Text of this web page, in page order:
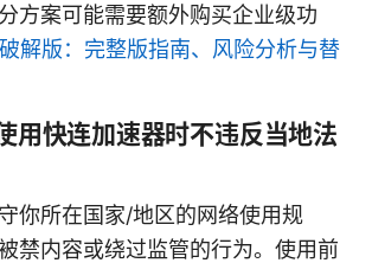
方案可能需要额外购买企业级功
解版：完整版指南、风险分析与替
用快连加速器时不违反当地法
你所在国家/地区的网络使用规
禁内容或绕过监管的行为。使用前